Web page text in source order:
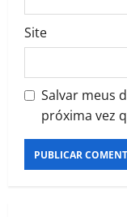
Site
Salvar meus
próxima vez